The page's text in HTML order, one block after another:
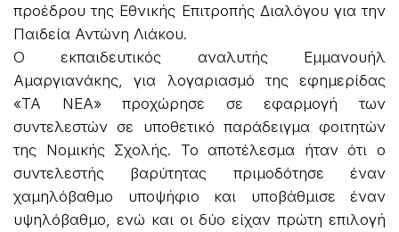
προέδρου της Εθνικής Επιτροπής Διαλόγου για την
Παιδεία Αντώνη Λιάκου.
Ο εκπαιδευτικός αναλυτής Εμμανουήλ
Αμαργιανάκης, για λογαριασμό της εφημερίδας
«ΤΑ ΝΕΑ» προχώρησε σε εφαρμογή των
συντελεστών σε υποθετικό παράδειγμα φοιτητών
της Νομικής Σχολής. Το αποτέλεσμα ήταν ότι ο
συντελεστής βαρύτητας πριμοδότησε έναν
χαμηλόβαθμο υποψήφιο και υποβάθμισε έναν
υψηλόβαθμο, ενώ και οι δύο είχαν πρώτη επιλογή